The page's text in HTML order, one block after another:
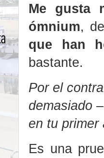
Me gusta
ómnium,
que han
bastante.
Por el
demasiado
en tu
Es una